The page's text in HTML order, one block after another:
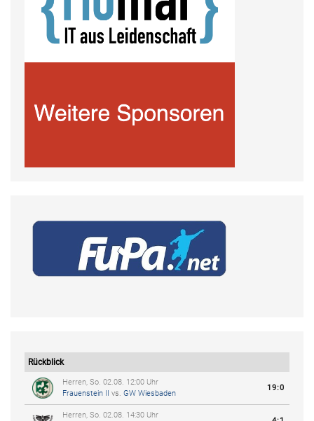
Rückblick
Herren, So. 02.08. 12:00 Uhr
Frauenstein II vs. GW Wiesbaden
19:0
Herren, So. 02.08. 14:30 Uhr